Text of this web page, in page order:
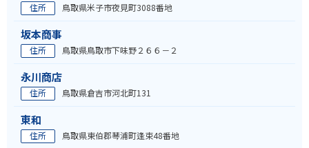
住所 鳥取県米子市夜見町3088番地
坂本商事
住所 鳥取県鳥取市下味野２６６－２
永川商店
住所 鳥取県倉吉市河北町131
東和
住所 鳥取県東伯郡琴浦町逢束48番地